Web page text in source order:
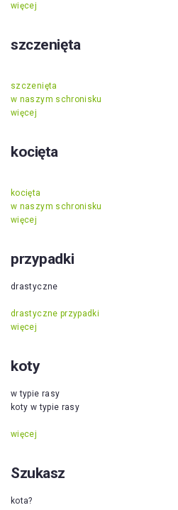
więcej
szczenięta
szczenięta
w naszym schronisku
więcej
kocięta
kocięta
w naszym schronisku
więcej
przypadki
drastyczne
drastyczne przypadki
więcej
koty
w typie rasy
koty w typie rasy
więcej
Szukasz
kota?